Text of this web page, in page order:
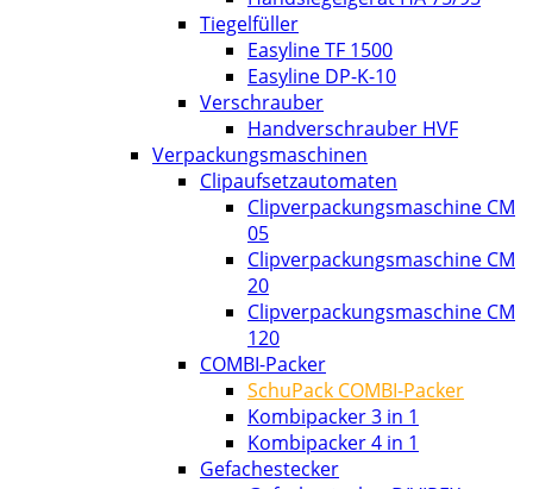
Tiegelfüller
Easyline TF 1500
Easyline DP-K-10
Verschrauber
Handverschrauber HVF
Verpackungsmaschinen
Clipaufsetzautomaten
Clipverpackungsmaschine CM
05
Clipverpackungsmaschine CM
20
Clipverpackungsmaschine CM
120
COMBI-Packer
SchuPack COMBI-Packer
Kombipacker 3 in 1
Kombipacker 4 in 1
Gefachestecker